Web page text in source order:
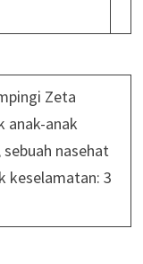
Zeta
anak-anak
nasehat
keselamatan: 3